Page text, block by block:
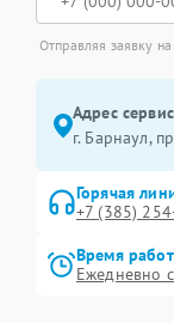
Отправляя заявку
Адрес
г. Барнаул,
Горячая
+7 (385)
Время
Ежедневно